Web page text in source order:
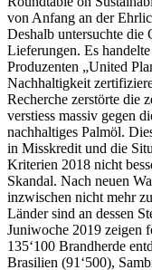
von Anfang an der
Deshalb untersuchte die
Lieferungen. Es
Produzenten „United
Nachhaltigkeit
Recherche zerstörte die
verstiess massiv gegen
nachhaltiges Palmöl.
in Misskredit und die
Kriterien 2018 nicht
Skandal. Nach neuen
inzwischen nicht mehr
Länder sind an dessen
Juniwoche 2019 zeigen
135‘100 Brandherde
Brasilien (91‘500),